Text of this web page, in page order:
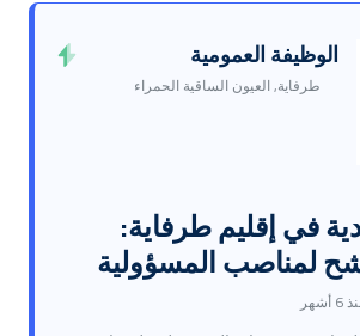
الوظيفة العمومية
طرفاية, العيون الساقية الحمراء
في إقليم طرفاية:
لمناصب المسؤولية
أشهر